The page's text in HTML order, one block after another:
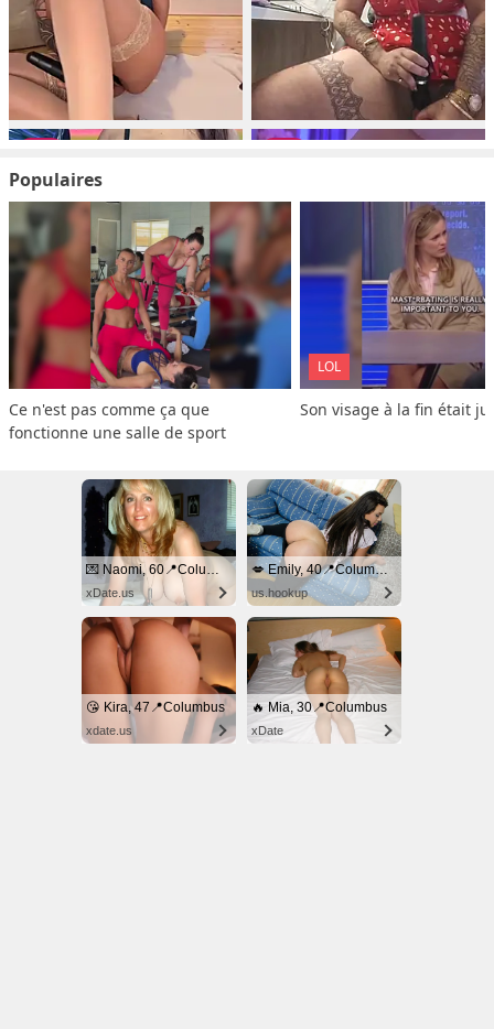
Populaires
Ce n'est pas comme ça que
fonctionne une salle de sport
LOL
Son visage à la fin était